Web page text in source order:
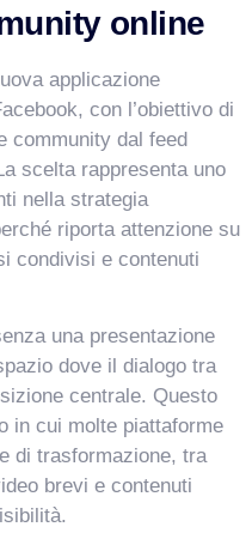
online
applicazione
con l’obiettivo di
community dal feed
scelta rappresenta uno
nella strategia
riporta attenzione su
condivisi e contenuti
una presentazione
dove il dialogo tra
centrale. Questo
in cui molte piattaforme
di trasformazione, tra
brevi e contenuti